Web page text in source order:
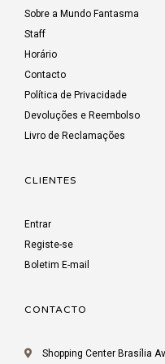
Sobre a Mundo Fantasma
Staff
Horário
Contacto
Política de Privacidade
Devoluções e Reembolso
Livro de Reclamações
CLIENTES
Entrar
Registe-se
Boletim E-mail
CONTACTO
Shopping Center Brasília